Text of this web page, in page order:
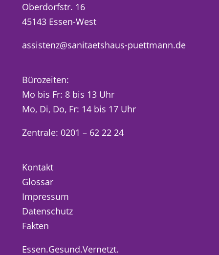
Oberdorfstr. 16
45143 Essen-West
assistenz@sanitaetshaus-puettmann.de
Bürozeiten:
Mo bis Fr: 8 bis 13 Uhr
Mo, Di, Do, Fr: 14 bis 17 Uhr
Zentrale: 0201 – 62 22 24
Kontakt
Glossar
Impressum
Datenschutz
Fakten
Essen.Gesund.Vernetzt.